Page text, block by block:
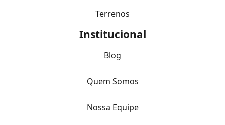
Terrenos
Institucional
Blog
Quem Somos
Nossa Equipe